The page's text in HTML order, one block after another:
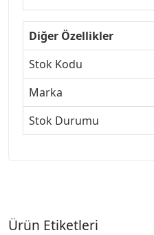
Diğer Özellikler
Stok Kodu
Marka
Stok Durumu
Ürün Etiketleri